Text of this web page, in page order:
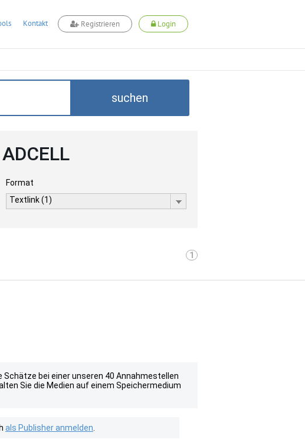
Kontakt Registrieren Login
suchen
Format
Textlink (1)
1
Schätze bei einer unseren 40 Annahmestellen
Sie die Medien auf einem Speichermedium
als Publisher anmelden